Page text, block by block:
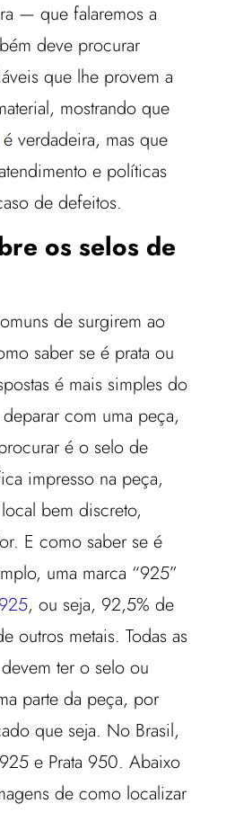
— que falaremos a
deve procurar
que lhe provem a
mostrando que
é verdadeira, mas que
e políticas
de defeitos.
os selos de
de surgirem ao
saber se é prata ou
é mais simples do
com uma peça,
é o selo de
impresso na peça,
bem discreto,
E como saber se é
uma marca “925”
, ou seja, 92,5% de
outros metais. Todas as
ter o selo ou
parte da peça, por
que seja. No Brasil,
e Prata 950. Abaixo
de como localizar